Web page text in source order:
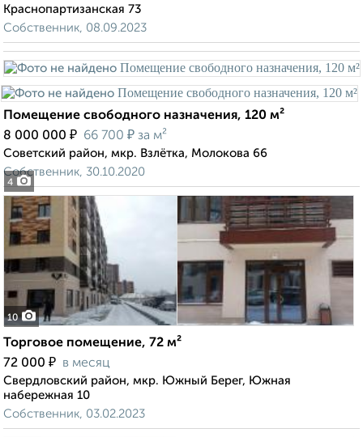
Краснопартизанская 73
Собственник, 08.09.2023
4
Помещение свободного назначения, 120 м²
8 000 000 ₽ 66 700 ₽ за м²
Советский район, мкр. Взлётка, Молокова 66
Собственник, 30.10.2020
10
Торговое помещение, 72 м²
72 000 ₽ в месяц
Свердловский район, мкр. Южный Берег, Южная
набережная 10
Собственник, 03.02.2023